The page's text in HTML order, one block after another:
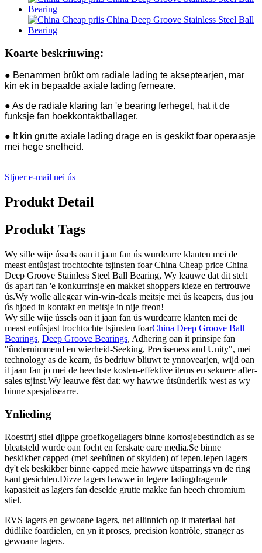
Koarte beskriuwing:
● Benammen brûkt om radiale lading te akseptearjen, mar
kin ek in bepaalde axiale lading ferneare.
● As de radiale klaring fan 'e bearing ferheget, hat it de
funksje fan hoekkontaktballager.
● It kin grutte axiale lading drage en is geskikt foar operaasje
mei hege snelheid.
Stjoer e-mail nei ús
Produkt Detail
Produkt Tags
Wy sille wije ússels oan it jaan fan ús wurdearre klanten mei de
meast entûsjast trochtochte tsjinsten foar China Cheap price China
Deep Groove Stainless Steel Ball Bearing, Wy leauwe dat dit stelt
ús apart fan 'e konkurrinsje en makket shoppers kieze en fertrouwe
ús.Wy wolle allegear win-win-deals meitsje mei ús keapers, dus jou
ús hjoed in kontakt en meitsje in nije freon!
Wy sille wije ússels oan it jaan fan ús wurdearre klanten mei de
meast entûsjast trochtochte tsjinsten foarChina Deep Groove Ball
Bearings, Deep Groove Bearings, Adhering oan it prinsipe fan
"ûndernimmend en wierheid-Seeking, Preciseness and Unity", mei
technology as de kearn, ús bedriuw bliuwt te ynnovearjen, wijd oan
it jaan fan jo mei de heechste kosten-effektive items en sekuere after-
sales tsjinst.Wy leauwe fêst dat: wy hawwe útsûnderlik west as wy
binne spesjalisearre.
Ynlieding
Roestfrij stiel djippe groefkogellagers binne korrosjebestindich as se
bleatsteld wurde oan focht en ferskate oare media.Se binne
beskikber capped (mei seehûnen of skylden) of iepen.Iepen lagers
dy't ek beskikber binne capped meie hawwe útsparrings yn de ring
kant gesichten.Dizze lagers hawwe in legere ladingdragende
kapasiteit as lagers fan deselde grutte makke fan heech chromium
stiel.
RVS lagers en gewoane lagers, net allinnich op it materiaal hat
dúdlike foardielen, en yn it proses, precision kontrôle, stranger as
gewoane lagers.